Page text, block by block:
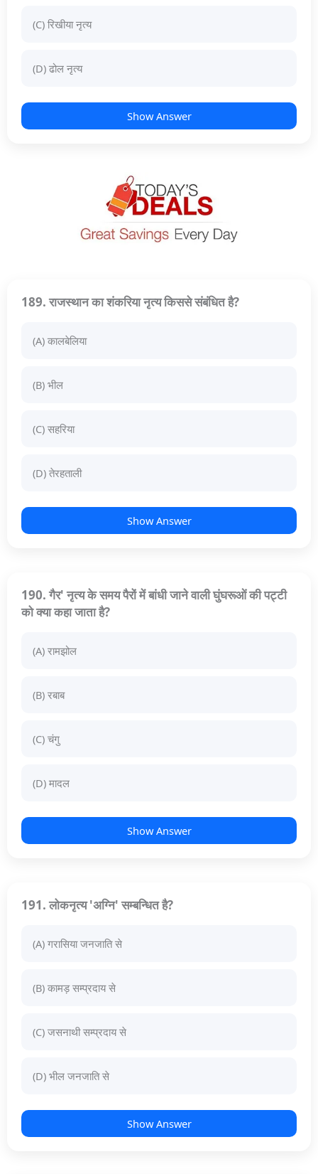
(C) रिखीया नृत्य
(D) ढोल नृत्य
Show Answer
189. राजस्थान का शंकरिया नृत्य किससे संबंधित है?
(A) कालबेलिया
(B) भील
(C) सहरिया
(D) तेरहताली
Show Answer
190. गैर' नृत्य के समय पैरों में बांधी जाने वाली घुंघरूओं की पट्टी
को क्या कहा जाता है?
(A) रामझोल
(B) रबाब
(C) चंगु
(D) मादल
Show Answer
191. लोकनृत्य 'अग्नि' सम्बन्धित है?
(A) गरासिया जनजाति से
(B) कामड़ सम्प्रदाय से
(C) जसनाथी सम्प्रदाय से
(D) भील जनजाति से
Show Answer